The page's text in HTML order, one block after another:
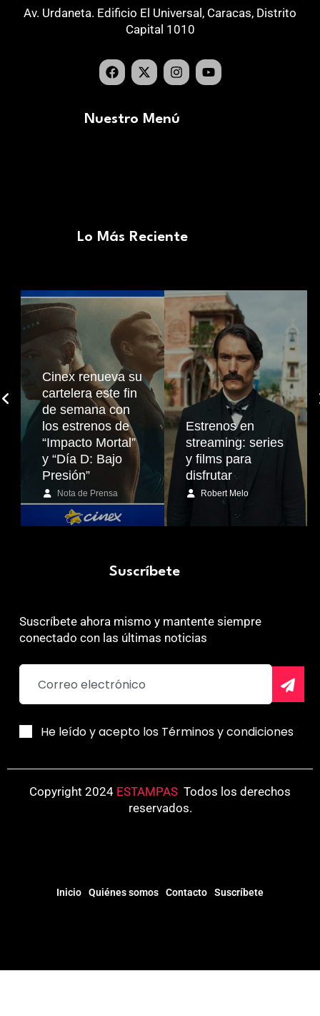
Av. Urdaneta. Edificio El Universal, Caracas, Distrito
Capital 1010
Nuestro Menú
Lo Más Reciente
Cinex renueva su
cartelera este fin
de semana con
los estrenos de
“Impacto Mortal”
y “Día D: Bajo
Presión”
Nota de Prensa
Estrenos en
streaming: series
y films para
disfrutar
Robert Melo
Suscríbete
Suscríbete ahora mismo y mantente siempre
conectado con las últimas noticias
He leído y acepto los Términos y condiciones
Copyright 2024 ESTAMPAS Todos los derechos
reservados.
Inicio Quiénes somos Contacto Suscríbete